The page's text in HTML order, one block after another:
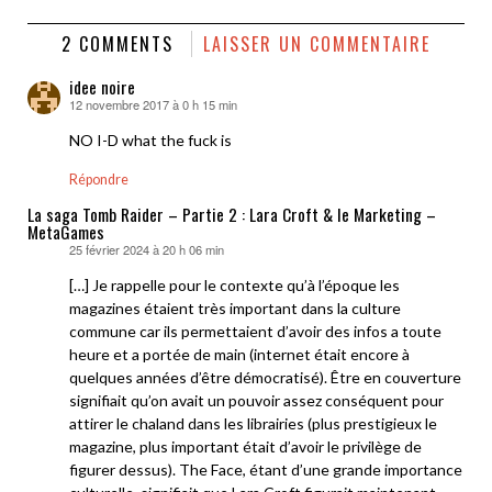
signifiait qu’on avait un pouvoir assez conséquent pour
attirer le chaland dans les librairies (plus prestigieux le
magazine, plus important était d’avoir le privilège de
figurer dessus). The Face, étant d’une grande importance
dans la cour des grands. Article sur le sujet ici. […]
Répondre